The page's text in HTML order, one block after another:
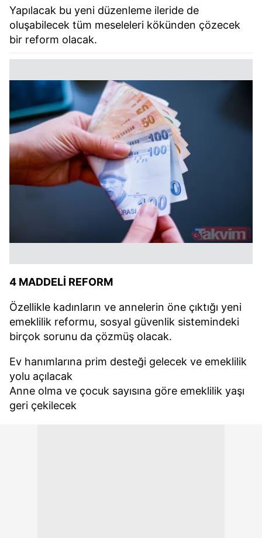
Yapılacak bu yeni düzenleme ileride de
oluşabilecek tüm meseleleri kökünden çözecek
bir reform olacak.
4 MADDELİ REFORM
Özellikle kadınların ve annelerin öne çıktığı yeni
emeklilik reformu, sosyal güvenlik sistemindeki
birçok sorunu da çözmüş olacak.
Ev hanımlarına prim desteği gelecek ve emeklilik
yolu açılacak
Anne olma ve çocuk sayısına göre emeklilik yaşı
geri çekilecek